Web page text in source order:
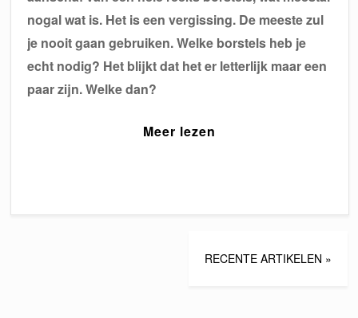
nogal wat is. Het is een vergissing. De meeste zul
je nooit gaan gebruiken. Welke borstels heb je
echt nodig? Het blijkt dat het er letterlijk maar een
paar zijn. Welke dan?
Meer lezen
RECENTE ARTIKELEN »